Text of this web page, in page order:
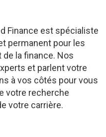
Finance est spécialiste
permanent pour les
la finance. Nos
et parlent votre
à vos côtés pour vous
votre recherche
votre carrière.